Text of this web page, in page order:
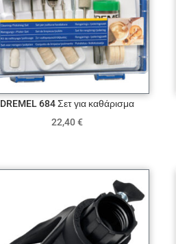
DREMEL 684 Σετ για καθάρισμα
22,40€